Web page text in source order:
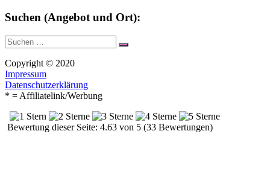
Suchen (Angebot und Ort):
Suche
nach:
Suchen
Copyright © 2020
Impressum
Datenschutzerklärung
* = Affiliatelink/Werbung
Bewertung dieser Seite: 4.63 von 5 (33 Bewertungen)